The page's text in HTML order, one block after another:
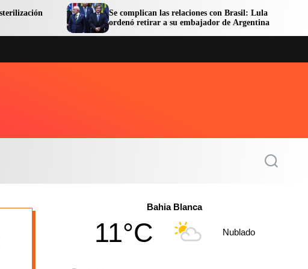
Se complican las relaciones con Brasil: Lula
ordenó retirar a su embajador de Argentina
S
Bahia Blanca
11°C Nublado